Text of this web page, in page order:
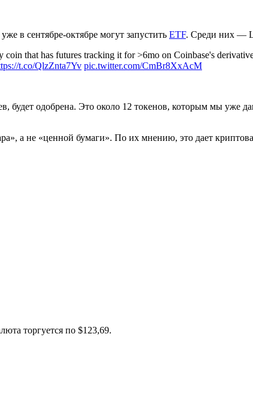
в сентябре-октябре могут запустить ETF. Среди них —
that has futures tracking it for >6mo on Coinbase's
t.co/QlzZnta7Yv pic.twitter.com/CmBr8XxAcM
будет одобрена. Это около 12 токенов, которым мы уже
а не «ценной бумаги». По их мнению, это дает
торгуется по $123,69.